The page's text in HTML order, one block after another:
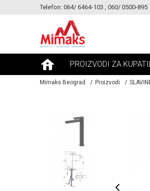
Telefon: 064/ 6464-103 , 060/ 0500-895
MOGUCNOST
PROIZVODI ZA
Mimaks Beograd Proizvodi